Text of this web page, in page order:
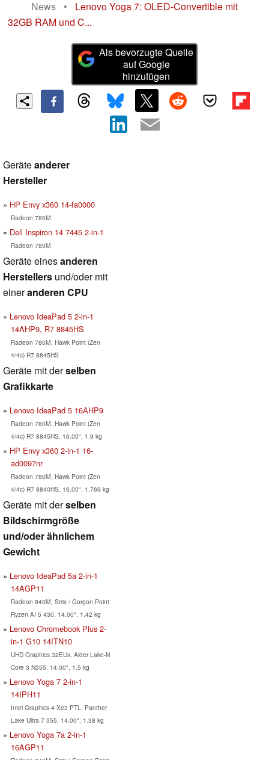
News •
Lenovo Yoga 7: OLED-Convertible mit
32GB RAM und C...
Als bevorzugte Quelle
auf Google
hinzufügen
Geräteanderer
Hersteller
HP Envy x360 14-fa0000
Radeon 780M
Dell Inspiron 14 7445 2-in-1
Radeon 780M
Geräte einesanderen
Herstellers und/oder mit
eineranderen CPU
Lenovo IdeaPad 5 2-in-1
14AHP9, R7 8845HS
Radeon 780M, Hawk Point (Zen
4/4c) R7 8845HS
Geräte mit derselben
Grafikkarte
Lenovo IdeaPad 5 16AHP9
Radeon 780M, Hawk Point (Zen
4/4c) R7 8845HS, 16.00", 1.9 kg
HP Envy x360 2-in-1 16-
ad0097nr
Radeon 780M, Hawk Point (Zen
4/4c) R7 8840HS, 16.00", 1.769 kg
Geräte mit derselben
Bildschirmgröße
und/oder ähnlichem
Gewicht
Lenovo IdeaPad 5a 2-in-1
14AGP11
Radeon 840M, Strix / Gorgon Point
Ryzen AI 5 430, 14.00", 1.42 kg
Lenovo Chromebook Plus 2-
in-1 G10 14ITN10
UHD Graphics 32EUs, Alder Lake-N
Core 3 N355, 14.00", 1.5 kg
Lenovo Yoga 7 2-in-1
14IPH11
Intel Graphics 4 Xe3 PTL, Panther
Lake Ultra 7 355, 14.00", 1.38 kg
Lenovo Yoga 7a 2-in-1
16AGP11